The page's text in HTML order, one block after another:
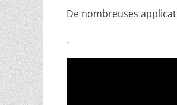
De nombreuses
.